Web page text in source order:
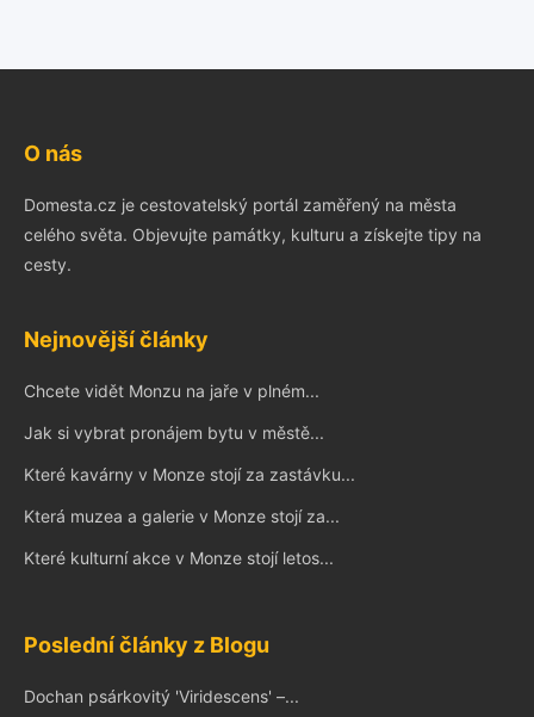
O nás
Domesta.cz je cestovatelský portál zaměřený na města
celého světa. Objevujte památky, kulturu a získejte tipy na
cesty.
Nejnovější články
Chcete vidět Monzu na jaře v plném...
Jak si vybrat pronájem bytu v městě...
Které kavárny v Monze stojí za zastávku...
Která muzea a galerie v Monze stojí za...
Které kulturní akce v Monze stojí letos...
Poslední články z Blogu
Dochan psárkovitý 'Viridescens' –...